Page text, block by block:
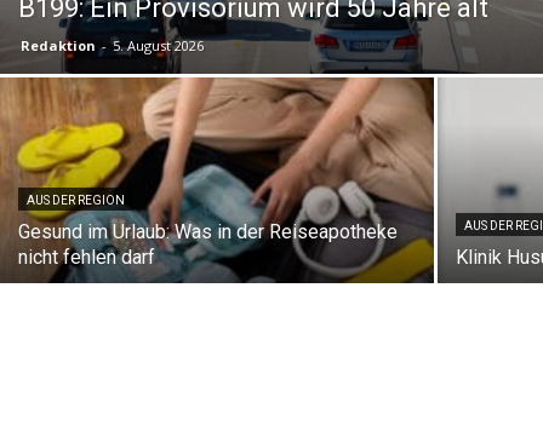
B199: Ein Provisorium wird 50 Jahre alt
Redaktion - 5. August 2026
AUS DER REGION
Gesund im Urlaub: Was in der Reiseapotheke
nicht fehlen darf
AUS DER
Klinik